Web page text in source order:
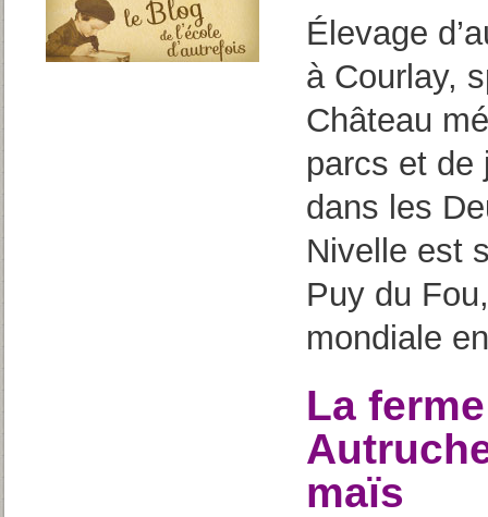
Élevage
à Courlay,
Château
parcs et
dans les
Nivelle est
Puy du
mondiale
La
maïs